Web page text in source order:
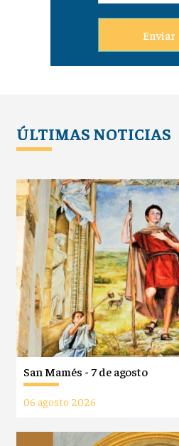
Enviar
ÚLTIMAS NOTICIAS
San Mamés - 7 de agosto
06 agosto 2026